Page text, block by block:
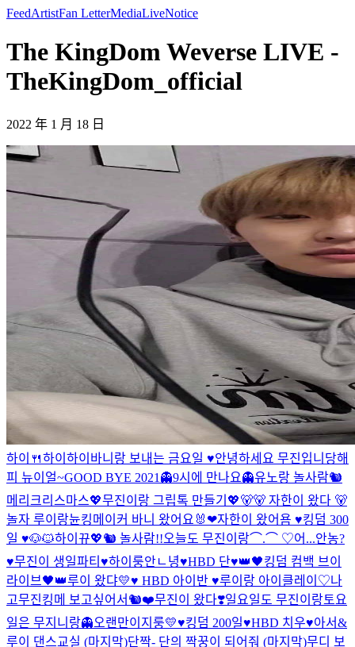
FeedArtistFan LetterMediaLiveNotice
The KingDom Weverse LIVE -
TheKingDom_official
2022 年 1 月 18 日
하이🍴하이 하이 바니랑 보내는 금요일 ♥안녕하세요 무진입니당해
피 뉴이얼~GOOD BYE 2021 👻9시에 만나요👻유노랑 놀사람🐿
메리크리스마스💖무진이랑 그립톡 만들기💖🐻🐻 자한이 왔다 🐻
놀자 루이랑뉸킹메이커 바니 왔어요🐰❤자한이 왔어욤 ♥킹덤 300
일 ♥🐶🐱하이 뀨💖🐿 놀사람!!오늘도 무진이랑⌒.⌒ ♡어...안농?
♥무진이 생일파티♥하이룽안ㄴ녕♥HBD 단♥👑🖤킹덤 컴백 브이
라이브🖤👑루이 왔댜💛♥ HBD 아이반 ♥루이랑 아이클레이♡나
고무진킹메 보고싶어서🐿❤무진이 왔다❣일요일도 무진이랑토요
일은 무지니랑👻오랜만이지룽💛♥킹덤 200일♥HBD 치우♥아서&
루이 댄스교실 (마지막)단짝- 단의 짝꿍이 되어줘 (마지막)무디 보